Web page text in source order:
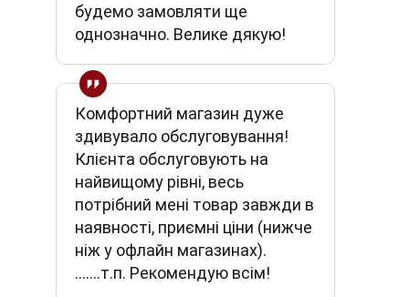
будемо замовляти ще
однозначно. Велике дякую!
Комфортний магазин дуже
здивувало обслуговування!
Клієнта обслуговують на
найвищому рівні, весь
потрібний мені товар завжди в
наявності, приємні ціни (нижче
ніж у офлайн магазинах).
.......т.п. Рекомендую всім!